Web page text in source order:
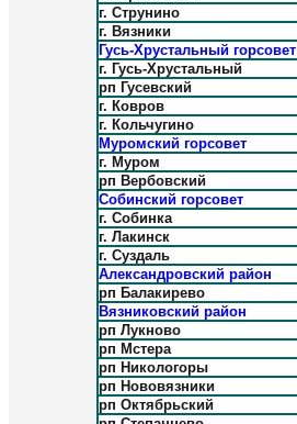
г. Струнино
г. Вязники
Гусь-Хрустальный горсовет
г. Гусь-Хрустальный
рп Гусевский
г. Ковров
г. Кольчугино
Муромский горсовет
г. Муром
рп Вербовский
Собинский горсовет
г. Собинка
г. Лакинск
г. Суздаль
Александровский район
рп Балакирево
Вязниковский район
рп Лукново
рп Мстера
рп Никологоры
рп Нововязники
рп Октябрьский